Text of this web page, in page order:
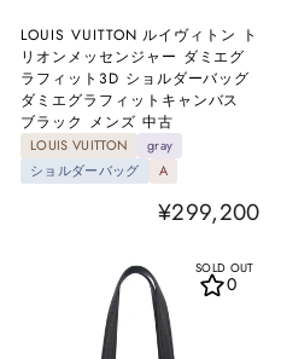
LOUIS VUITTON ルイヴィトン ト
リオンメッセンジャー ダミエグ
ラフィット3D ショルダーバッグ
ダミエグラフィットキャンバス
ブラック メンズ 中古
LOUIS VUITTON
gray
ショルダーバッグ
A
¥299,200
SOLD OUT
0